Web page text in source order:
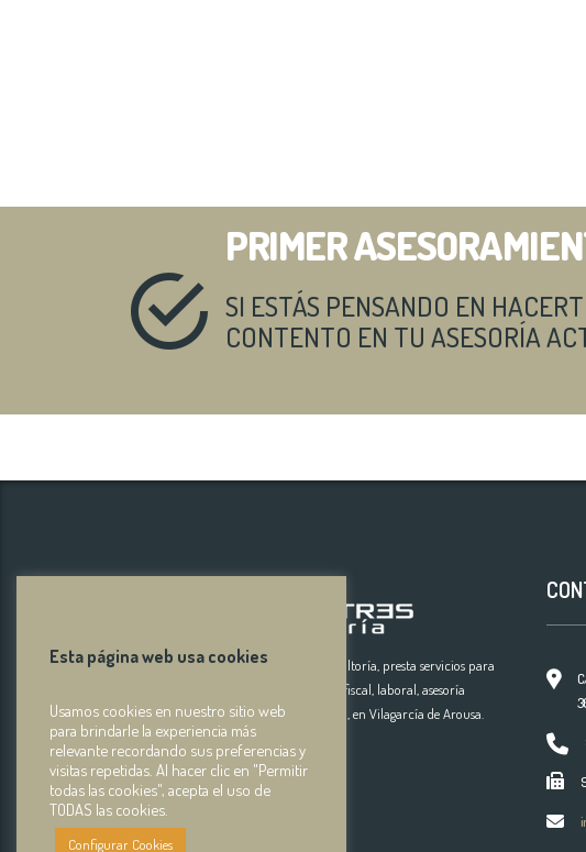
PRIMER
SI ESTÁS PENSANDO EN
CONTENTO EN TU ASESORÍA
Arosa Tres Asesoría de empresas y consultoría, presta servicios para
autónomos y pymes en, asesoramiento fiscal, laboral, asesoría
contable, subvenciones, seguros, gestoría, en Vilagarcía de Arousa.
Esta página web usa cookies
Usamos cookies en nuestro sitio web
para brindarle la experiencia más
relevante recordando sus preferencias y
visitas repetidas. Al hacer clic en "Permitir
todas las cookies", acepta el uso de
TODAS las cookies.
Configurar Cookies